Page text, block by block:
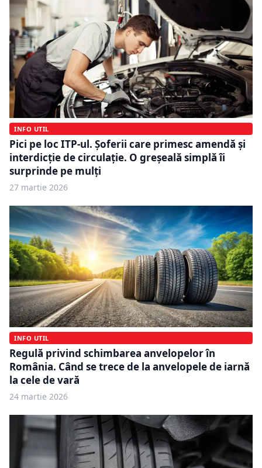
INFO UTIL
Pici pe loc ITP-ul. Șoferii care primesc amendă și
interdicție de circulație. O greșeală simplă îi
surprinde pe mulți
27 martie 2026
INFO UTIL
Regulă privind schimbarea anvelopelor în
România. Când se trece de la anvelopele de iarnă
la cele de vară
24 martie 2026